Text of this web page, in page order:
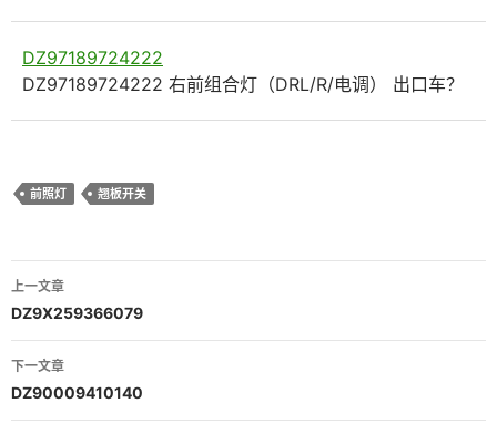
DZ97189724222
DZ97189724222 右前组合灯（DRL/R/电调） 出口车？
前照灯 翘板开关
文
章
导
航
上一文章
DZ9X259366079
下一文章
DZ90009410140